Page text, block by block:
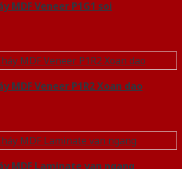
MDF Veneer P1G1 soi
MDF Veneer P1R2 Xoan dao
MDF Laminate van ngang